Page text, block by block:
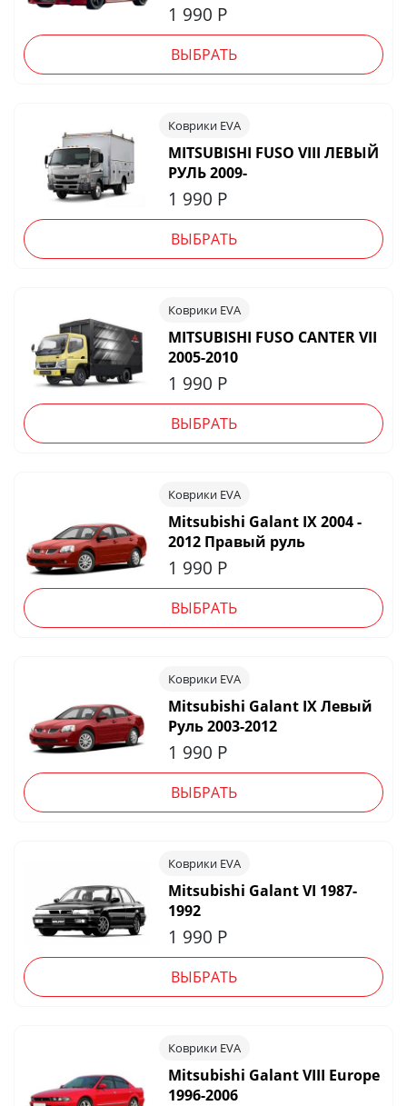
1 990 Р
ВЫБРАТЬ
Коврики EVA
MITSUBISHI FUSO VIII ЛЕВЫЙ
РУЛЬ 2009-
1 990 Р
ВЫБРАТЬ
Коврики EVA
MITSUBISHI FUSO CANTER VII
2005-2010
1 990 Р
ВЫБРАТЬ
Коврики EVA
Mitsubishi Galant IX 2004 -
2012 Правый руль
1 990 Р
ВЫБРАТЬ
Коврики EVA
Mitsubishi Galant IX Левый
Руль 2003-2012
1 990 Р
ВЫБРАТЬ
Коврики EVA
Mitsubishi Galant VI 1987-
1992
1 990 Р
ВЫБРАТЬ
Коврики EVA
Mitsubishi Galant VIII Europe
1996-2006